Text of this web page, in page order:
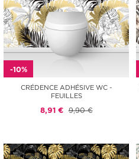
-10%
CRÉDENCE ADHÉSIVE WC -
FEUILLES
8,91 € 9,90 €